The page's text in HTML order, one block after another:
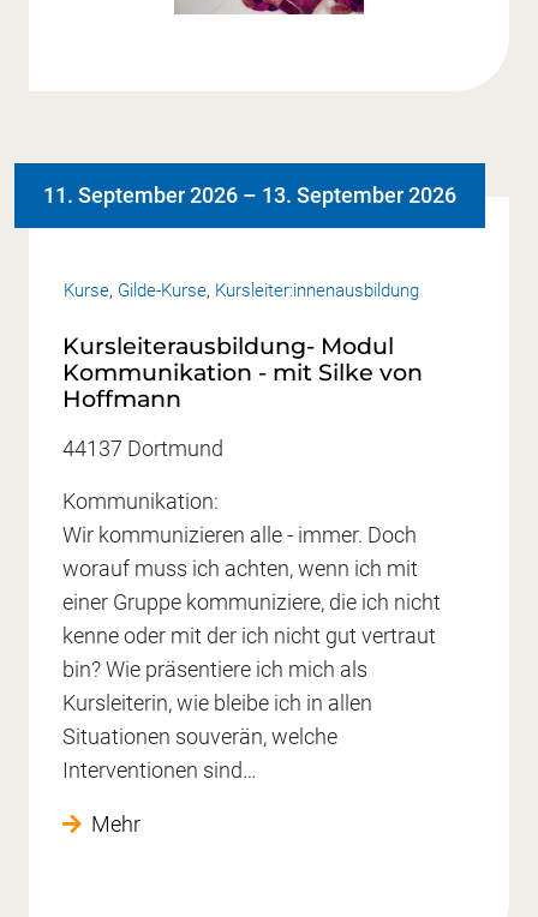
Kurse, Gilde-Kurse, Kursleiter:innenausbildung
11. September 2026 – 13. September 2026
Kursleiterausbildung- Modul
Kommunikation - mit Silke von
Hoffmann
44137 Dortmund
Kommunikation:
Wir kommunizieren alle - immer. Doch
worauf muss ich achten, wenn ich mit
einer Gruppe kommuniziere, die ich nicht
kenne oder mit der ich nicht gut vertraut
bin? Wie präsentiere ich mich als
Kursleiterin, wie bleibe ich in allen
Situationen souverän, welche
Interventionen sind…
Mehr